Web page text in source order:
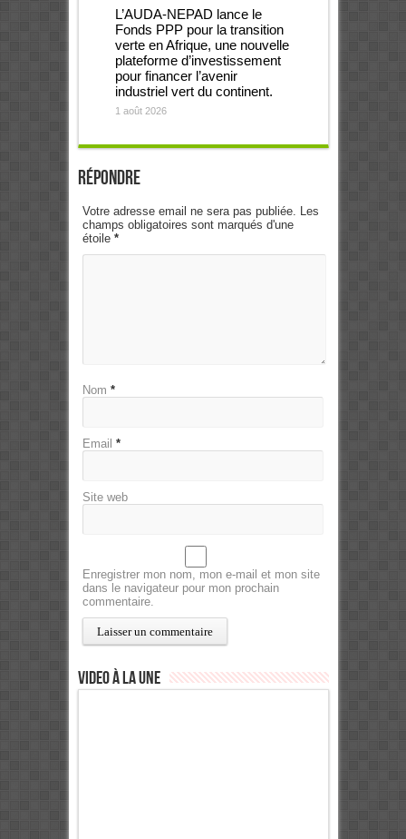
L’AUDA-NEPAD lance le
Fonds PPP pour la transition
verte en Afrique, une nouvelle
plateforme d’investissement
pour financer l’avenir
industriel vert du continent.
1 août 2026
Répondre
Votre adresse email ne sera pas publiée. Les
champs obligatoires sont marqués d'une
étoile *
Nom *
Email *
Site web
Enregistrer mon nom, mon e-mail et mon site
dans le navigateur pour mon prochain
commentaire.
Video à la Une